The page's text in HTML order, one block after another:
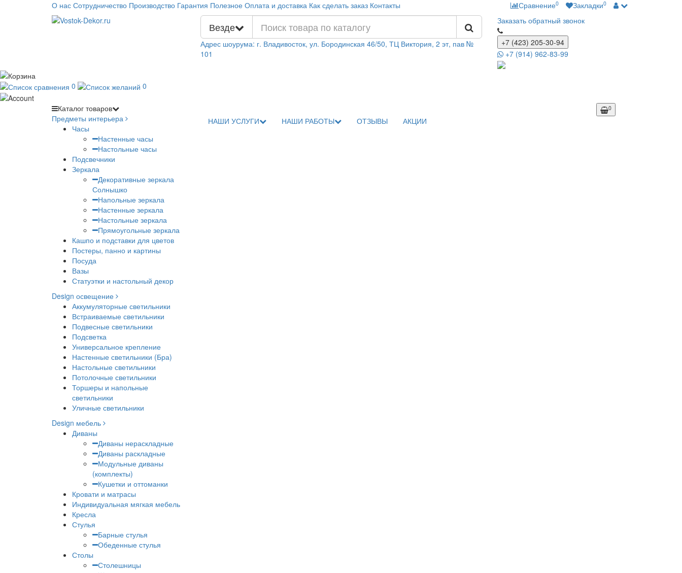
О нас Сотрудничество Производство Гарантия Полезное Оплата и доставка Как сделать заказ Контакты Сравнение0 Закладки0
Везде
Адрес шоурума: г. Владивосток, ул. Бородинская 46/50, ТЦ Виктория, 2 эт, пав №
101
Заказать обратный звонок
+7 (423) 205-30-94
+7 (914) 962-83-99
0 0
Каталог товаров
Предметы интерьера
Часы
Настенные часы
Настольные часы
Подсвечники
Зеркала
Декоративные зеркала
Солнышко
Напольные зеркала
Настенные зеркала
Настольные зеркала
Прямоугольные зеркала
Кашпо и подставки для цветов
Постеры, панно и картины
Посуда
Вазы
Статуэтки и настольный декор
Design освещение
Аккумуляторные светильники
Встраиваемые светильники
Подвесные светильники
Подсветка
Универсальное крепление
Настенные светильники (Бра)
Настольные светильники
Потолочные светильники
Торшеры и напольные
светильники
Уличные светильники
Design мебель
Диваны
Диваны нераскладные
Диваны раскладные
Модульные диваны
(комплекты)
Кушетки и оттоманки
Кровати и матрасы
Индивидуальная мягкая мебель
Кресла
Стулья
Барные стулья
Обеденные стулья
Столы
Столешницы
НАШИ УСЛУГИ НАШИ РАБОТЫ ОТЗЫВЫ АКЦИИ
0